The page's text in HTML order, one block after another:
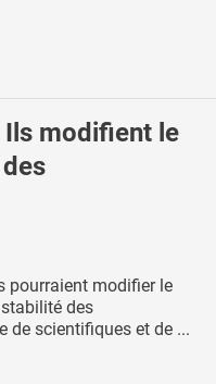
Ils modifient le
pourraient modifier le
des
de scientifiques et de ...